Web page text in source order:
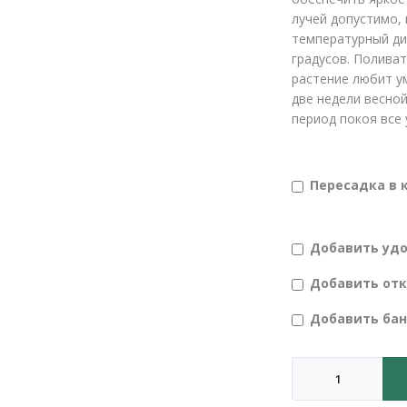
лучей
температурный
градусов.
растение любит
две недели
период покоя
Пересадка в
Добавить
Добавить
Добавить
товара